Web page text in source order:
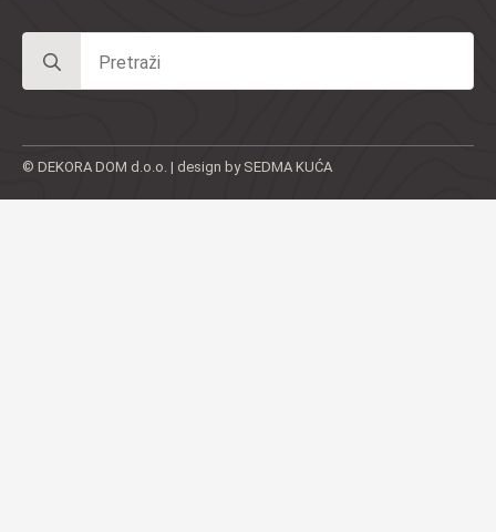
for:
© DEKORA DOM d.o.o. | design by SEDMA KUĆA